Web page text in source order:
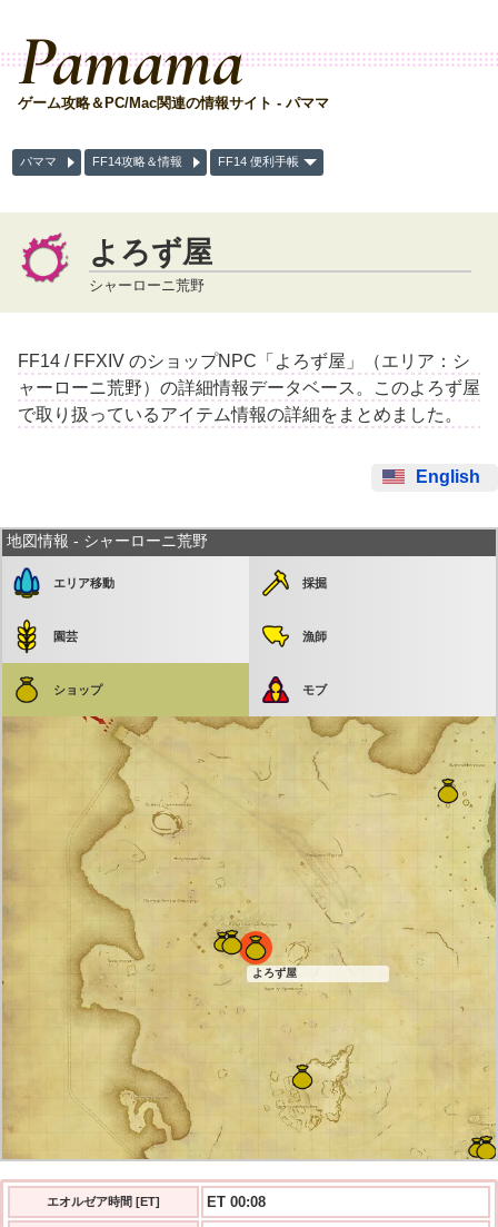
Pamama
ゲーム攻略＆PC/Mac関連の情報サイト - パママ
パママ FF14攻略＆情報 FF14 便利手帳
よろず屋
シャーローニ荒野
FF14 / FFXIV のショップNPC「よろず屋」（エリア：シ
ャーローニ荒野）の詳細情報データベース。このよろず屋
で取り扱っているアイテム情報の詳細をまとめました。
English
地図情報 - シャーローニ荒野
エリア移動 採掘
園芸 漁師
ショップ モブ
よろず屋
エオルゼア時間 [ET] ET 00:08